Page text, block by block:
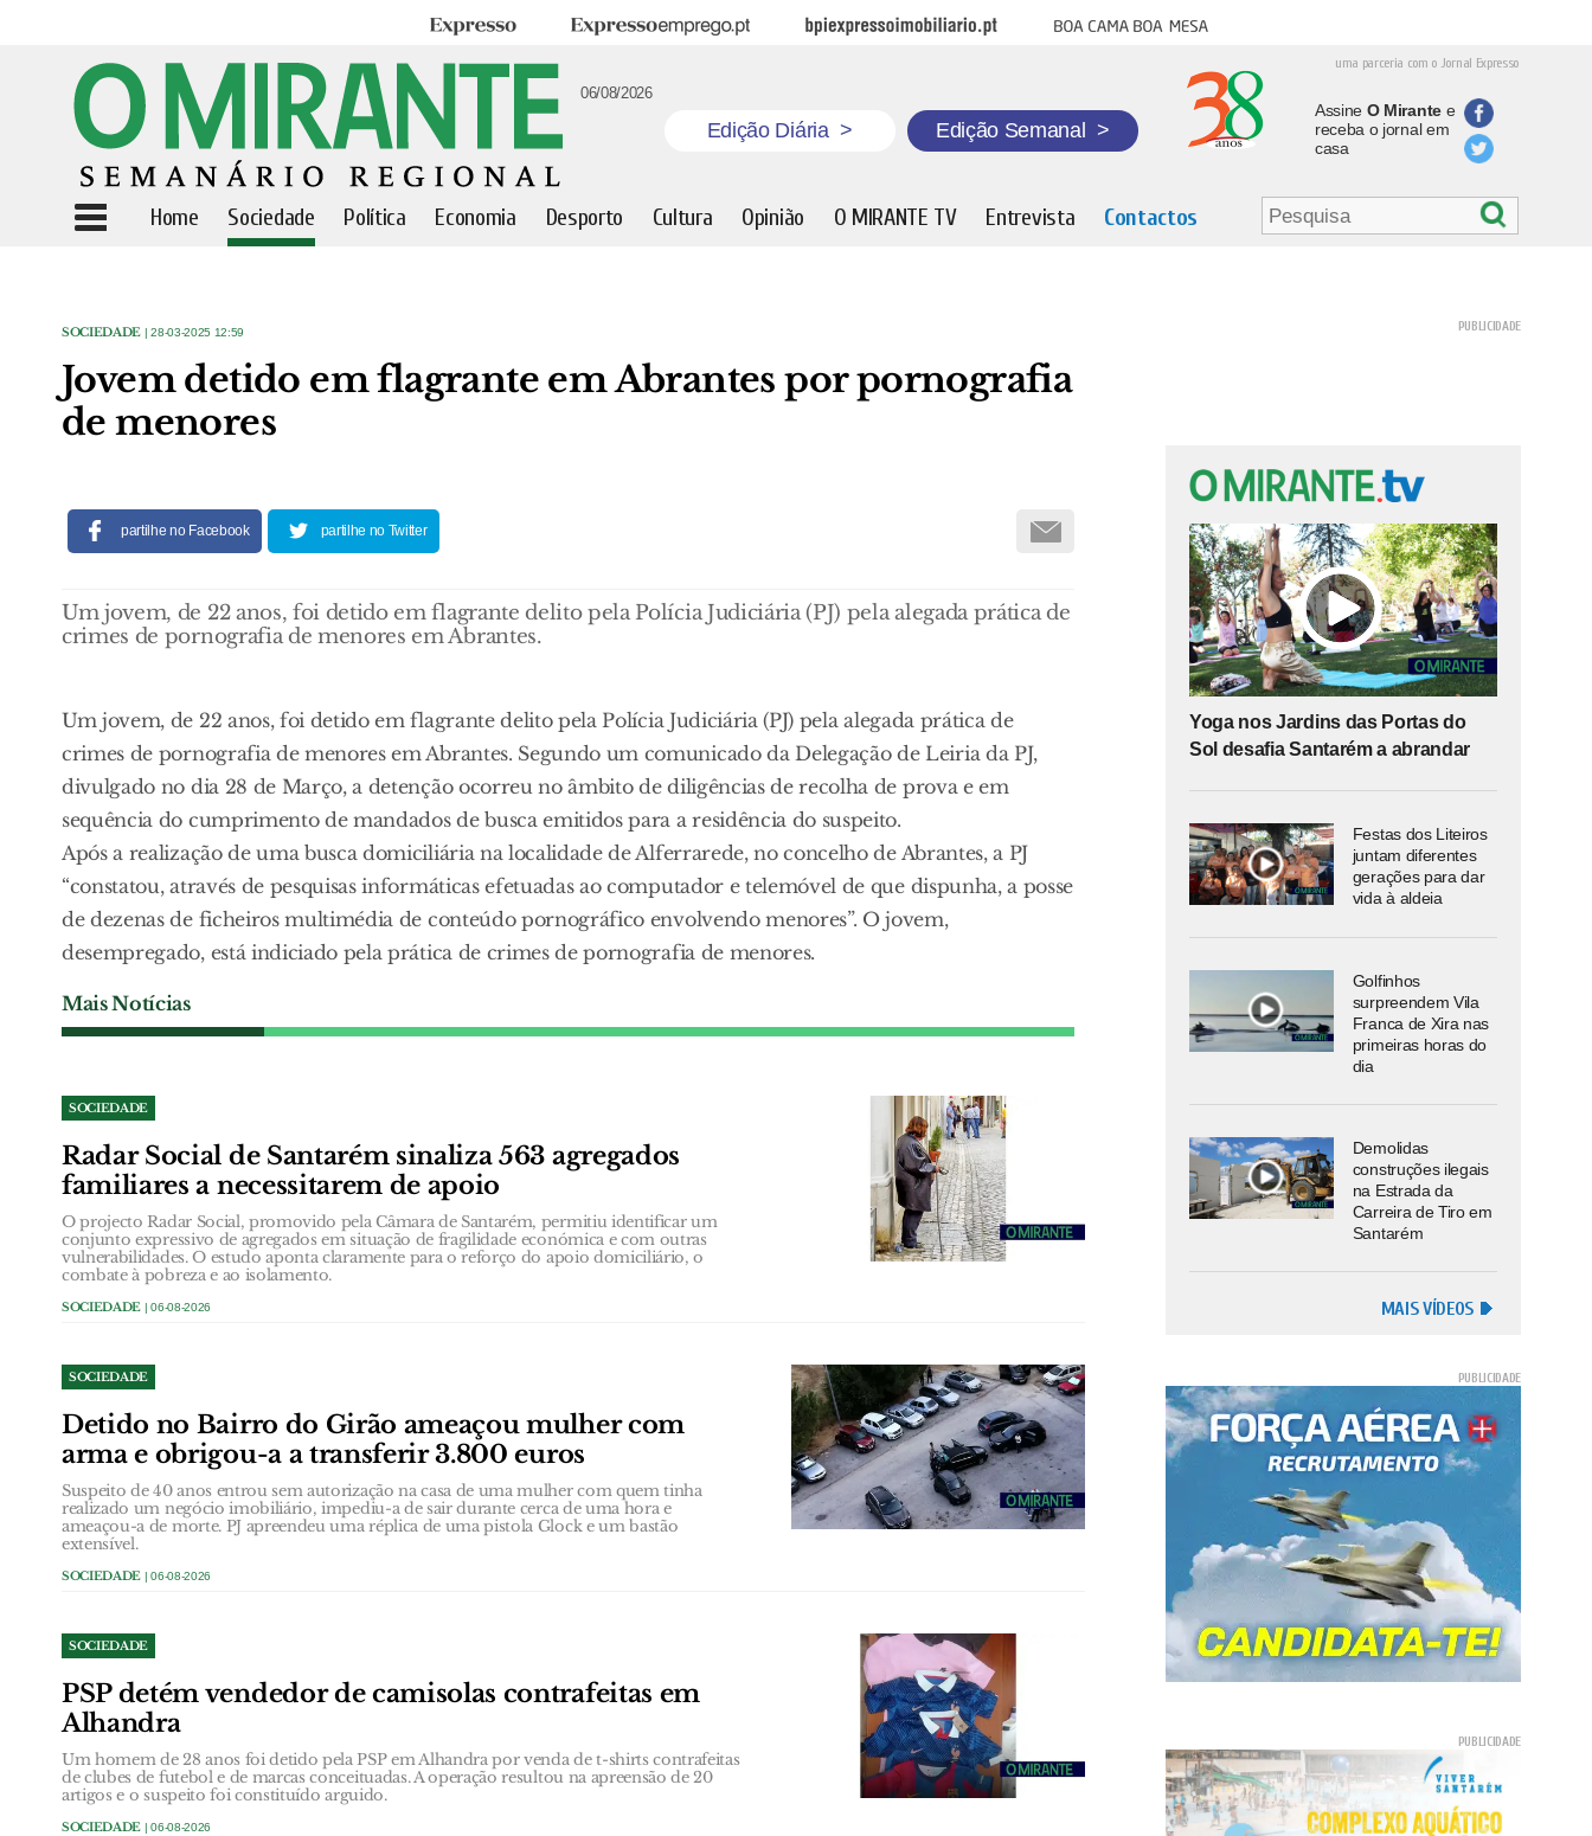
Expresso Expresso Emprego BPI Expresso Imobiliário Boa cama boa mesa
uma parceria com o Jornal Expresso
06/08/2026
Edição Diária > Edição Semanal >
Assine O Mirantee
receba o jornal em
casa
Home Sociedade Política Economia Desporto Cultura Opinião O MIRANTE TV Entrevista Contactos
SOCIEDADE | 28-03-2025 12:59
Jovem detido em flagrante em Abrantes por pornografia
de menores
partilhe no Facebook partilhe no Twitter
Um jovem, de 22 anos, foi detido em flagrante delito pela Polícia Judiciária (PJ) pela alegada prática de
crimes de pornografia de menores em Abrantes.
Um jovem, de 22 anos, foi detido em flagrante delito pela Polícia Judiciária (PJ) pela alegada prática de
crimes de pornografia de menores em Abrantes. Segundo um comunicado da Delegação de Leiria da PJ,
divulgado no dia 28 de Março, a detenção ocorreu no âmbito de diligências de recolha de prova e em
sequência do cumprimento de mandados de busca emitidos para a residência do suspeito.
Após a realização de uma busca domiciliária na localidade de Alferrarede, no concelho de Abrantes, a PJ
“constatou, através de pesquisas informáticas efetuadas ao computador e telemóvel de que dispunha, a posse
de dezenas de ficheiros multimédia de conteúdo pornográfico envolvendo menores”. O jovem,
desempregado, está indiciado pela prática de crimes de pornografia de menores.
Mais Notícias
SOCIEDADE
Radar Social de Santarém sinaliza 563 agregados
familiares a necessitarem de apoio
O projecto Radar Social, promovido pela Câmara de Santarém, permitiu identificar um
conjunto expressivo de agregados em situação de fragilidade económica e com outras
vulnerabilidades. O estudo aponta claramente para o reforço do apoio domiciliário, o
combate à pobreza e ao isolamento.
SOCIEDADE | 06-08-2026
SOCIEDADE
Detido no Bairro do Girão ameaçou mulher com
arma e obrigou-a a transferir 3.800 euros
Suspeito de 40 anos entrou sem autorização na casa de uma mulher com quem tinha
realizado um negócio imobiliário, impediu-a de sair durante cerca de uma hora e
ameaçou-a de morte. PJ apreendeu uma réplica de uma pistola Glock e um bastão
extensível.
SOCIEDADE | 06-08-2026
SOCIEDADE
PSP detém vendedor de camisolas contrafeitas em
Alhandra
Um homem de 28 anos foi detido pela PSP em Alhandra por venda de t-shirts contrafeitas
de clubes de futebol e de marcas conceituadas. A operação resultou na apreensão de 20
artigos e o suspeito foi constituído arguido.
SOCIEDADE | 06-08-2026
Yoga nos Jardins das Portas do
Sol desafia Santarém a abrandar
Festas dos Liteiros
juntam diferentes
gerações para dar
vida à aldeia
Golfinhos
surpreendem Vila
Franca de Xira nas
primeiras horas do
dia
Demolidas
construções ilegais
na Estrada da
Carreira de Tiro em
Santarém
MAIS VÍDEOS